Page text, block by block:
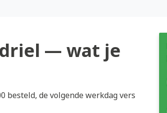
— wat je
besteld, de volgende werkdag vers